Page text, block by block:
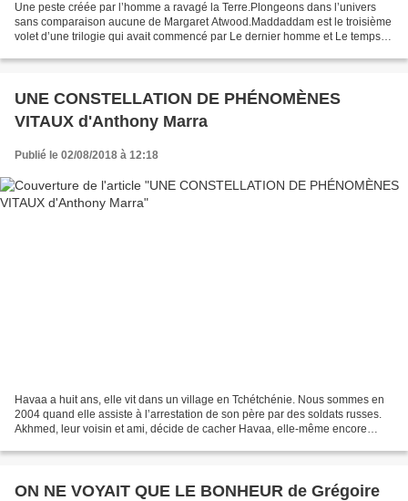
Une peste créée par l’homme a ravagé la Terre.Plongeons dans l’univers
sans comparaison aucune de Margaret Atwood.Maddaddam est le troisième
volet d’une trilogie qui avait commencé par Le dernier homme et Le temps
UNE CONSTELLATION DE PHÉNOMÈNES
VITAUX d'Anthony Marra
Publié le 02/08/2018 à 12:18
Havaa a huit ans, elle vit dans un village en Tchétchénie. Nous sommes en
2004 quand elle assiste à l’arrestation de son père par des soldats russes.
Akhmed, leur voisin et ami, décide de cacher Havaa, elle-même encore
ON NE VOYAIT QUE LE BONHEUR de Grégoire